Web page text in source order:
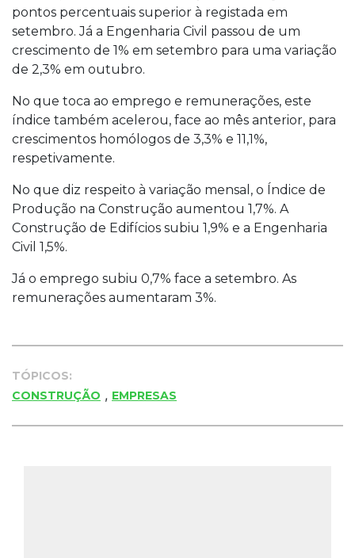
pontos percentuais superior à registada em
setembro. Já a Engenharia Civil passou de um
crescimento de 1% em setembro para uma variação
de 2,3% em outubro.
No que toca ao emprego e remunerações, este
índice também acelerou, face ao mês anterior, para
crescimentos homólogos de 3,3% e 11,1%,
respetivamente.
No que diz respeito à variação mensal, o Índice de
Produção na Construção aumentou 1,7%. A
Construção de Edifícios subiu 1,9% e a Engenharia
Civil 1,5%.
Já o emprego subiu 0,7% face a setembro. As
remunerações aumentaram 3%.
TÓPICOS:
CONSTRUÇÃO , EMPRESAS